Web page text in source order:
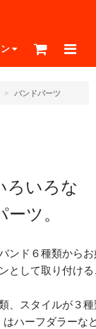
バンドパーツ
ろいろな
ツ。
ンド６種類から
として取り付け
、スタイルが３
はハーフダラーな